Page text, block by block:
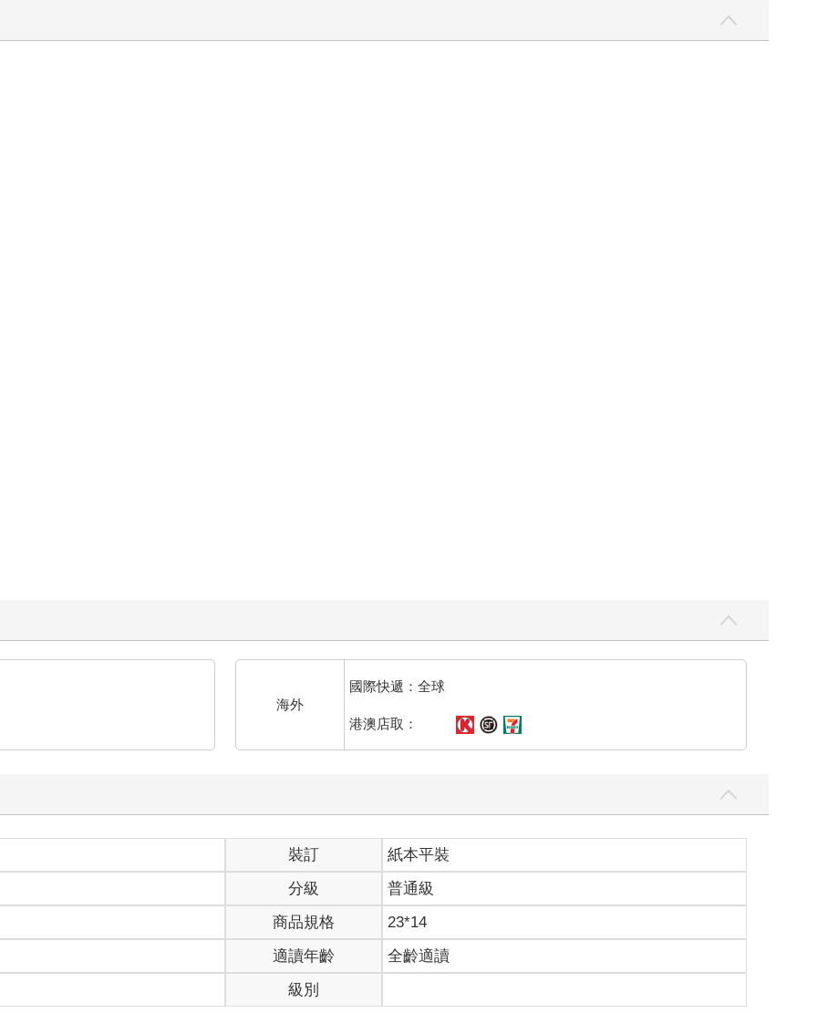
海外
國際快遞：全球
港澳店取：
裝訂
紙本平裝
分級
普通級
商品規格
23*14
適讀年齡
全齡適讀
級別